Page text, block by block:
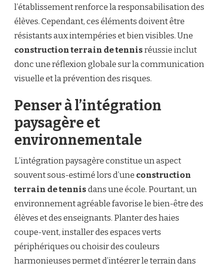
l’établissement renforce la responsabilisation des
élèves. Cependant, ces éléments doivent être
résistants aux intempéries et bien visibles. Une
construction terrain de tennisréussie inclut
donc une réflexion globale sur la communication
visuelle et la prévention des risques.
Penser à l’intégration
paysagère et
environnementale
L’intégration paysagère constitue un aspect
souvent sous-estimé lors d’une construction
terrain de tennisdans une école. Pourtant, un
environnement agréable favorise le bien-être des
élèves et des enseignants. Planter des haies
coupe-vent, installer des espaces verts
périphériques ou choisir des couleurs
harmonieuses permet d’intégrer le terrain dans